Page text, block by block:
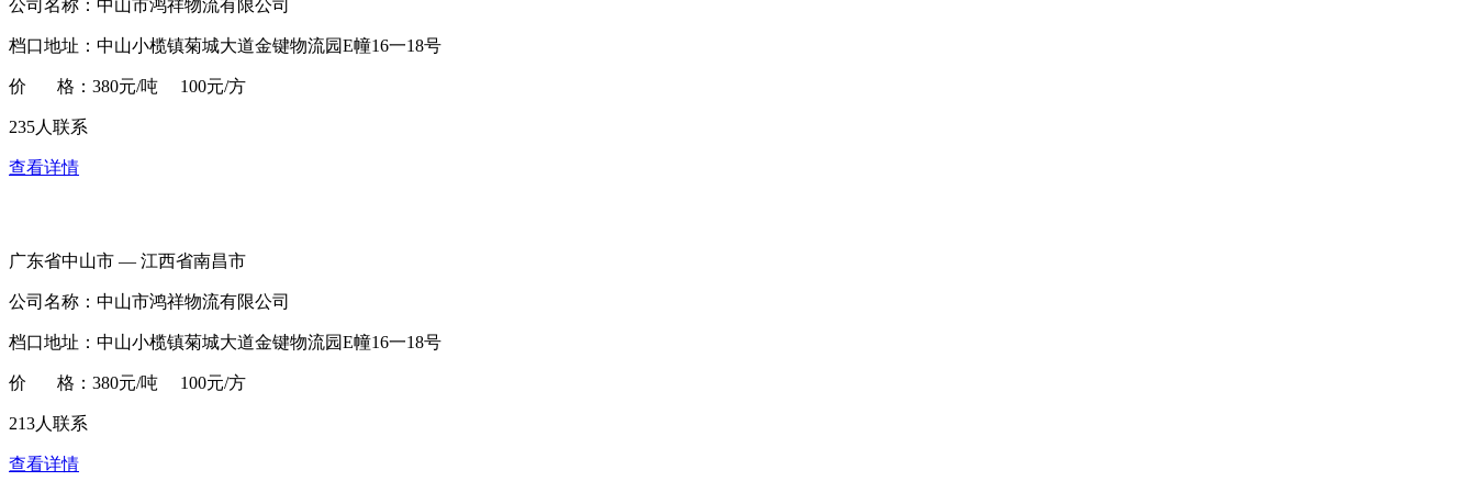
公司名称：中山市鸿祥物流有限公司
档口地址：中山小榄镇菊城大道金键物流园E幢16一18号
价 格：380元/吨 100元/方
235人联系
查看详情
广东省中山市 — 江西省南昌市
公司名称：中山市鸿祥物流有限公司
档口地址：中山小榄镇菊城大道金键物流园E幢16一18号
价 格：380元/吨 100元/方
213人联系
查看详情